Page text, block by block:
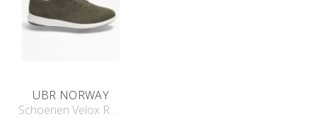
UBR NORWAY
Schoenen Velox Runner 9001